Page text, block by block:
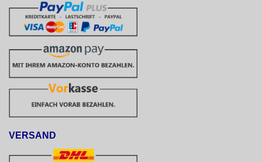
VERSAND